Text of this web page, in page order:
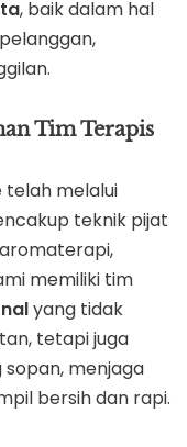
, baik dalam hal
Tim Terapis
telah melalui
teknik pijat
memiliki tim
yang tidak
tetapi juga
menjaga
bersih dan rapi.